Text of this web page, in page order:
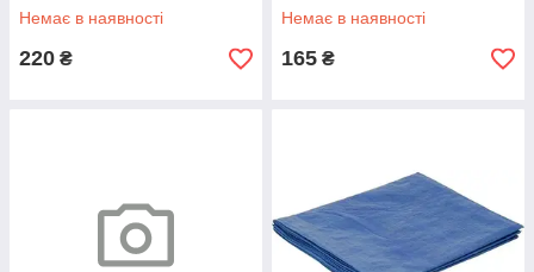
Немає в наявності
220 ₴
Немає в наявності
165 ₴